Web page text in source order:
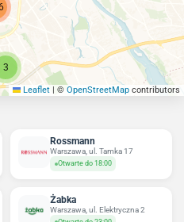
3
Leaflet | © OpenStreetMap contributors
Rossmann
Warszawa, ul. Tamka 17
Otwarte do 18:00
Żabka
Warszawa, ul. Elektryczna 2